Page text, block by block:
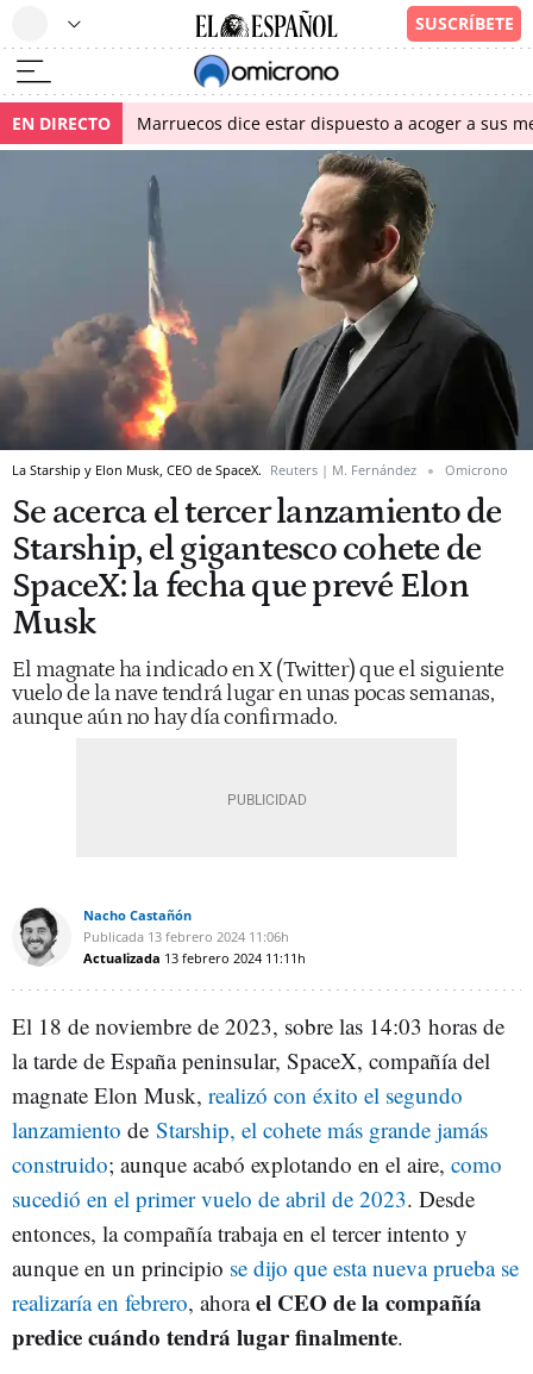
EN DIRECTO Marruecos dice estar dispuesto a acoger a sus
La Starship y Elon Musk, CEO de SpaceX. Reuters | M. Fernández Omicrono
Se acerca el tercer lanzamiento de
Starship, el gigantesco cohete de
SpaceX: la fecha que prevé Elon
Musk
El magnate ha indicado en X (Twitter) que el siguiente
vuelo de la nave tendrá lugar en unas pocas semanas,
aunque aún no hay día confirmado.
Nacho Castañón
Publicada 13 febrero 2024 11:06h
Actualizada 13 febrero 2024 11:11h
El 18 de noviembre de 2023, sobre las 14:03 horas de
la tarde de España peninsular, SpaceX, compañía del
magnate Elon Musk, realizó con éxito el segundo
lanzamiento de Starship, el cohete más grande jamás
construido; aunque acabó explotando en el aire, como
sucedió en el primer vuelo de abril de 2023. Desde
entonces, la compañía trabaja en el tercer intento y
aunque en un principio se dijo que esta nueva prueba se
realizaría en febrero, ahorael CEO de la compañía
predice cuándo tendrá lugar finalmente.